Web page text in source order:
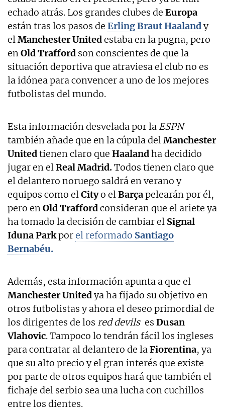
echado atrás. Los grandes clubes de Europa
están tras los pasos de Erling Braut Haalandy
elManchester Unitedestaba en la pugna, pero
enOld Trafford son conscientes de que la
situación deportiva que atraviesa el club no es
la idónea para convencer a uno de los mejores
futbolistas del mundo.
Esta información desvelada por la ESPN
también añade que en la cúpula delManchester
Unitedtienen claro que Haalandha decidido
jugar en elReal Madrid.Todos tienen claro que
el delantero noruego saldrá en verano y
equipos como elCityo elBarçapelearán por él,
pero enOld Traffordconsideran que el ariete ya
ha tomado la decisión de cambiar el Signal
Iduna Parkporel reformado Santiago
Bernabéu.
Además, esta información apunta a que el
Manchester Unitedya ha fijado su objetivo en
otros futbolistas y ahora el deseo primordial de
los dirigentes de los red devils es Dusan
Vlahovic. Tampoco lo tendrán fácil los ingleses
para contratar al delantero de laFiorentina, ya
que su alto precio y el gran interés que existe
por parte de otros equipos hará que también el
fichaje del serbio sea una lucha con cuchillos
entre los dientes.